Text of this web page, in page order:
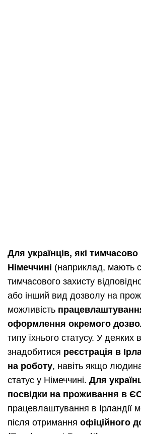
Для українців, які
Німеччині (наприклад, мають
тимчасового захисту
або інший вид дозволу на
можливість
оформлення окремого
типу їхнього статусу. У
знадобитися реєстрація в
на роботу, навіть якщо
статус у Німеччині. Для
посвідки на проживання в
працевлаштування в Ірландії
після отримання офіційного